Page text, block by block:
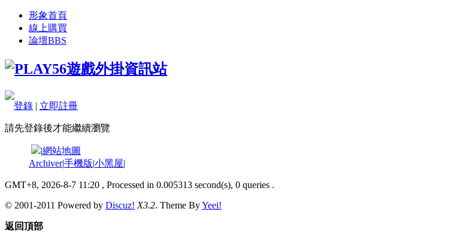
形象首頁
線上購買
論壇BBS
登錄 | 立即註冊
請先登錄後才能繼續瀏覽
|網站地圖
Archiver|手機版|小黑屋|
GMT+8, 2026-8-7 11:20 , Processed in 0.005313 second(s), 0 queries .
© 2001-2011 Powered by Discuz! X3.2. Theme ByYeei!
返回頂部